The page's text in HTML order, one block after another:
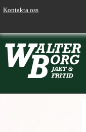
Kontakta oss